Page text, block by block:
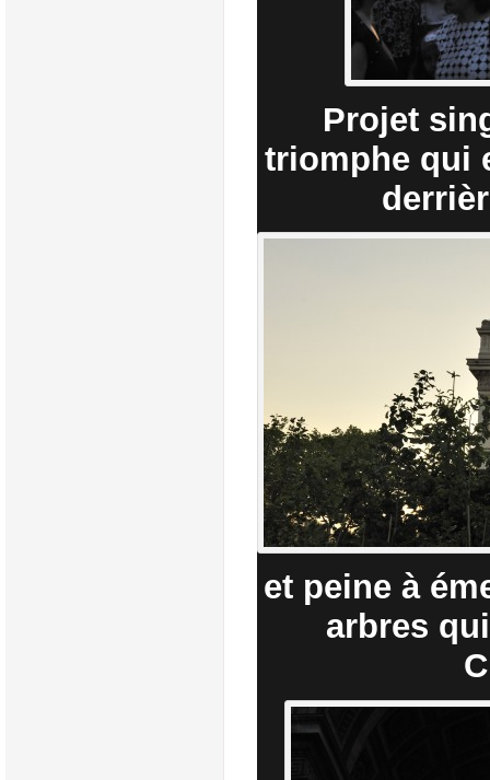
Projet
triomphe qui
et peine à
arbres